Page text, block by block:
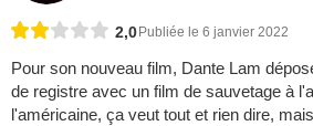
2,0 Publiée le 6 janvier 2022
Pour son nouveau film, Dante Lam
de registre avec un film de sauvetage à
l'américaine, ça veut tout et rien dire,